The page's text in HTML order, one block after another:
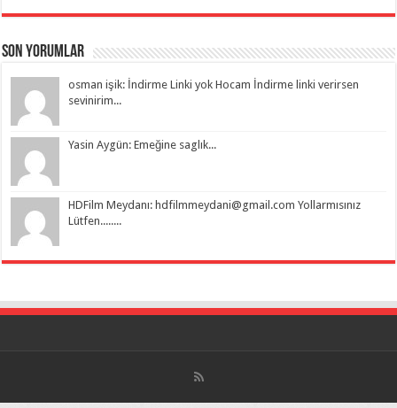
Son Yorumlar
osman işik: İndirme Linki yok Hocam İndirme linki verirsen
sevinirim...
Yasin Aygün: Emeğine saglık...
HDFilm Meydanı: hdfilmmeydani@gmail.com Yollarmısınız
Lütfen........